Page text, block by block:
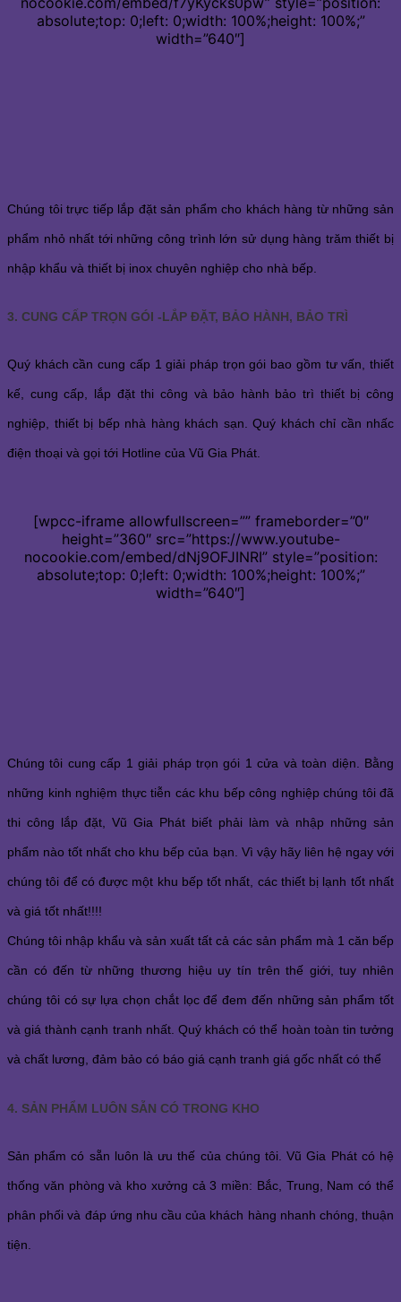
absolute;top: 0;left: 0;width: 100%;height: 100%;”
width=”640″]
Chúng tôi trực tiếp lắp đặt sản phẩm cho khách hàng từ những sản
phẩm nhỏ nhất tới những công trình lớn sử dụng hàng trăm thiết bị
nhập khẩu và thiết bị inox chuyên nghiệp cho nhà bếp.
3. CUNG CẤP TRỌN GÓI -LẮP ĐẶT, BẢO HÀNH, BẢO TRÌ
Quý khách cần cung cấp 1 giải pháp trọn gói bao gồm tư vấn, thiết
kế, cung cấp, lắp đặt thi công và bảo hành bảo trì thiết bị công
nghiệp, thiết bị bếp nhà hàng khách sạn. Quý khách chỉ cần nhấc
điện thoại và gọi tới Hotline của Vũ Gia Phát.
[wpcc-iframe allowfullscreen=”” frameborder=”0″
height=”360″ src=”https://www.youtube-
nocookie.com/embed/dNj9OFJINRI” style=”position:
absolute;top: 0;left: 0;width: 100%;height: 100%;”
width=”640″]
Chúng tôi cung cấp 1 giải pháp trọn gói 1 cửa và toàn diện. Bằng
những kinh nghiệm thực tiễn các khu bếp công nghiệp chúng tôi đã
thi công lắp đặt, Vũ Gia Phát biết phải làm và nhập những sản
phẩm nào tốt nhất cho khu bếp của bạn. Vì vậy hãy liên hệ ngay với
chúng tôi để có được một khu bếp tốt nhất, các thiết bị lạnh tốt nhất
và giá tốt nhất!!!!
Chúng tôi nhập khẩu và sản xuất tất cả các sản phẩm mà 1 căn bếp
cần có đến từ những thương hiệu uy tín trên thế giới, tuy nhiên
chúng tôi có sự lựa chọn chắt lọc để đem đến những sản phẩm tốt
và giá thành cạnh tranh nhất. Quý khách có thể hoàn toàn tin tưởng
và chất lương, đảm bảo có báo giá cạnh tranh giá gốc nhất có thể
4. SẢN PHẨM LUÔN SẴN CÓ TRONG KHO
Sản phẩm có sẵn luôn là ưu thế của chúng tôi. Vũ Gia Phát có hệ
thống văn phòng và kho xưởng cả 3 miền: Bắc, Trung, Nam có thể
phân phối và đáp ứng nhu cầu của khách hàng nhanh chóng, thuận
tiện.